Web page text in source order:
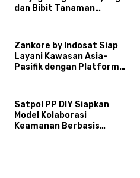
dan Bibit Tanaman
Zankore by Indosat Siap
Layani Kawasan Asia-
Pasifik dengan Platform
Satpol PP DIY Siapkan
Model Kolaborasi
Keamanan Berbasis